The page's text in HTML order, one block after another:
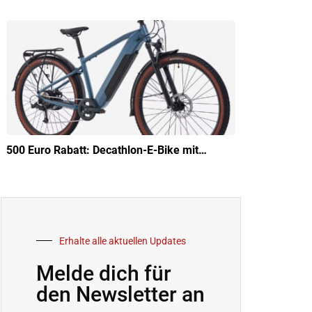
500 Euro Rabatt: Decathlon-E-Bike mit…
Erhalte alle aktuellen Updates
Melde dich für
den Newsletter an